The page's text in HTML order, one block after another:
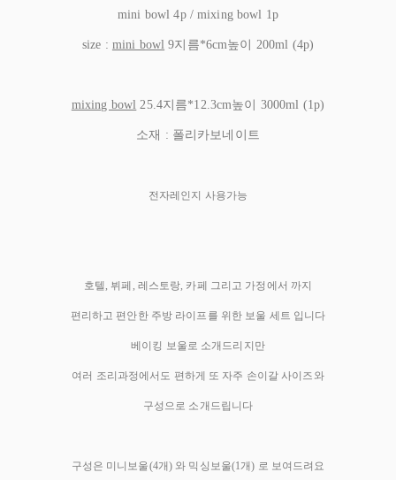
mini bowl 4p / mixing bowl 1p
size : mini bowl 9지름*6cm높이 200ml (4p)
mixing bowl 25.4지름*12.3cm높이 3000ml (1p)
소재 : 폴리카보네이트
전자레인지 사용가능
호텔, 뷔페, 레스토랑, 카페 그리고 가정에서 까지
편리하고 편안한 주방 라이프를 위한 보울 세트 입니다
베이킹 보울로 소개드리지만
여러 조리과정에서도 편하게 또 자주 손이갈 사이즈와
구성으로 소개드립니다
구성은 미니보울(4개) 와 믹싱보울(1개) 로 보여드려요